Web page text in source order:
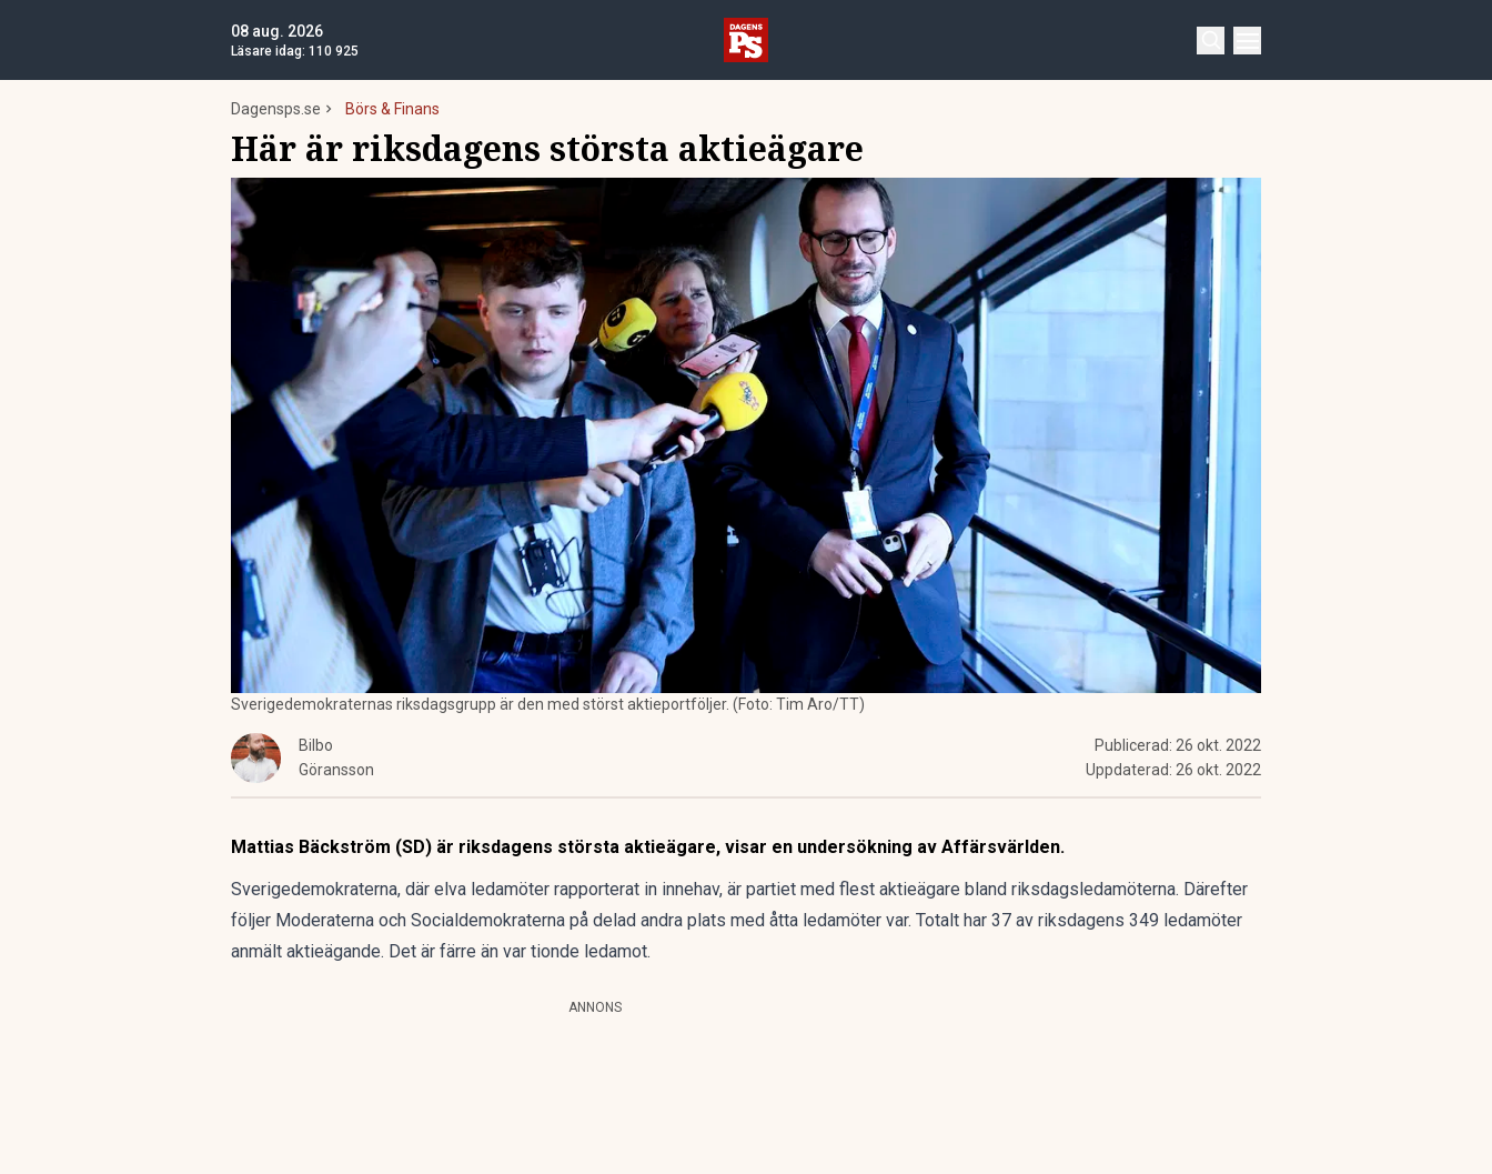
08 aug. 2026
Läsare idag: 110 925
Dagensps.se Börs & Finans
Här är riksdagens största aktieägare
Sverigedemokraternas riksdagsgrupp är den med störst aktieportföljer. (Foto: Tim Aro/TT)
Bilbo
Göransson
Publicerad: 26 okt. 2022
Uppdaterad: 26 okt. 2022
Mattias Bäckström (SD) är riksdagens största aktieägare, visar en undersökning av Affärsvärlden.
Sverigedemokraterna, där elva ledamöter rapporterat in innehav, är partiet med flest aktieägare bland riksdagsledamöterna. Därefter
följer Moderaterna och Socialdemokraterna på delad andra plats med åtta ledamöter var. Totalt har 37 av riksdagens 349 ledamöter
anmält aktieägande. Det är färre än var tionde ledamot.
ANNONS